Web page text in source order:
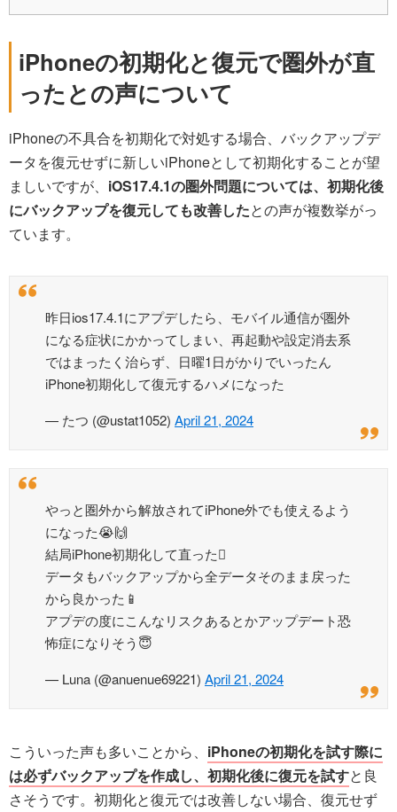
iPhoneの初期化と復元で圏外が直
ったとの声について
iPhoneの不具合を初期化で対処する場合、バックアップデ
ータを復元せずに新しいiPhoneとして初期化することが望
ましいですが、 iOS17.4.1の圏外問題については、初期化後
にバックアップを復元しても改善したとの声が複数挙がっ
ています。
昨日ios17.4.1にアプデしたら、モバイル通信が圏外
になる症状にかかってしまい、再起動や設定消去系
ではまったく治らず、日曜1日がかりでいったん
iPhone初期化して復元するハメになった
— たつ (@ustat1052) April 21, 2024
やっと圏外から解放されてiPhone外でも使えるよう
になった😭🙌
結局iPhone初期化して直った
データもバックアップから全データそのまま戻った
から良かった📱
アプデの度にこんなリスクあるとかアップデート恐
怖症になりそう😇
— Luna (@anuenue69221) April 21, 2024
こういった声も多いことから、 iPhoneの初期化を試す際に
は必ずバックアップを作成し、初期化後に復元を試すと良
さそうです。初期化と復元では改善しない場合、復元せず